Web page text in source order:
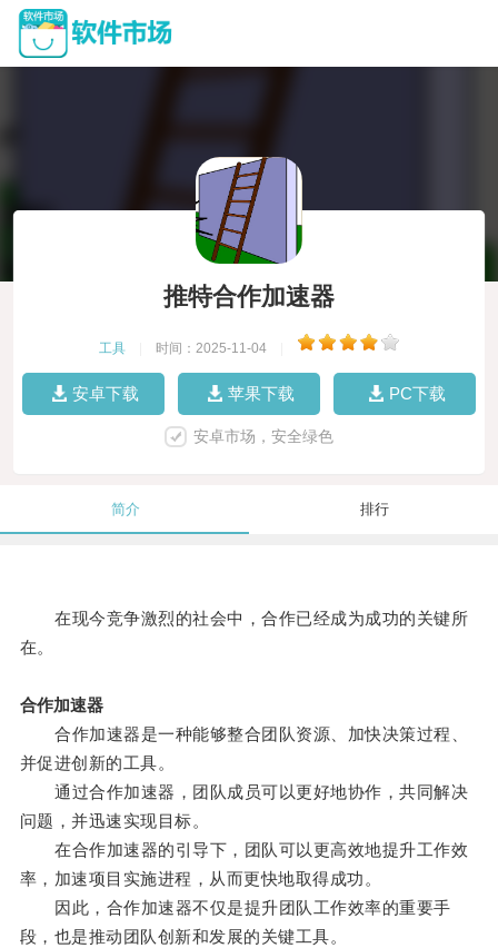
推特合作加速器
工具 时间：2025-11-04
安卓下载 苹果下载 PC下载
安卓市场，安全绿色
简介 排行
在现今竞争激烈的社会中，合作已经成为成功的关键所
在。
合作加速器
合作加速器是一种能够整合团队资源、加快决策过程、
并促进创新的工具。
通过合作加速器，团队成员可以更好地协作，共同解决
问题，并迅速实现目标。
在合作加速器的引导下，团队可以更高效地提升工作效
率，加速项目实施进程，从而更快地取得成功。
因此，合作加速器不仅是提升团队工作效率的重要手
段，也是推动团队创新和发展的关键工具。